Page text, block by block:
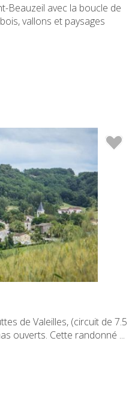
Beauzeil avec la boucle de
vallons et paysages
de Valeilles, (circuit de 7.5
ouverts. Cette randonné ...